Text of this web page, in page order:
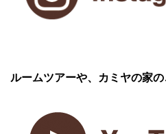
ルームツアーや、カミヤの家の